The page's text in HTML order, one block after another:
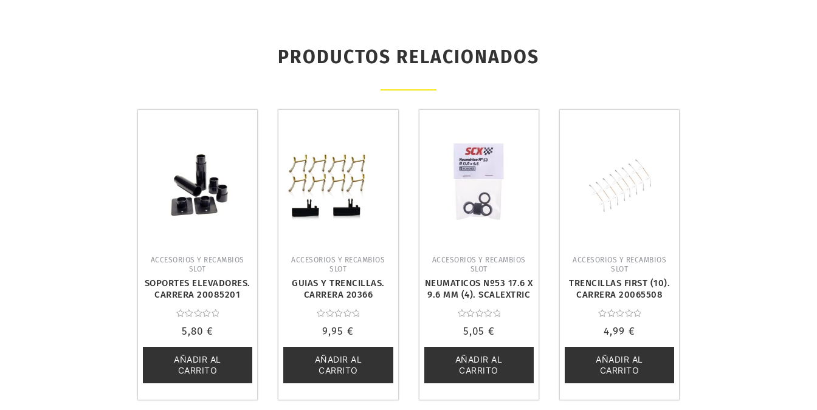
PRODUCTOS RELACIONADOS
ACCESORIOS Y RECAMBIOS
SLOT
SOPORTES ELEVADORES.
CARRERA 20085201
con
de
5
5,80 €
AÑADIR AL
CARRITO
ACCESORIOS Y RECAMBIOS
SLOT
GUIAS Y TRENCILLAS.
CARRERA 20366
con
de
5
9,95€
AÑADIR AL
CARRITO
ACCESORIOS Y RECAMBIOS
SLOT
NEUMATICOS Nº53 17.6 X
9.6 MM (4). SCALEXTRIC
con
de
5
5,05 €
AÑADIR AL
CARRITO
ACCESORIOS Y RECAMBIOS
SLOT
TRENCILLAS FIRST (10).
CARRERA 20065508
con
de
5
4,99€
AÑADIR AL
CARRITO